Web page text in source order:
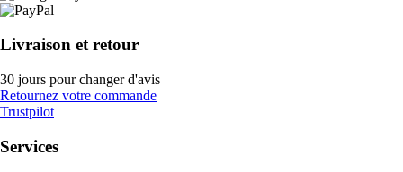
Livraison et retour
30 jours pour changer d'avis
Retournez votre commande
Trustpilot
Services